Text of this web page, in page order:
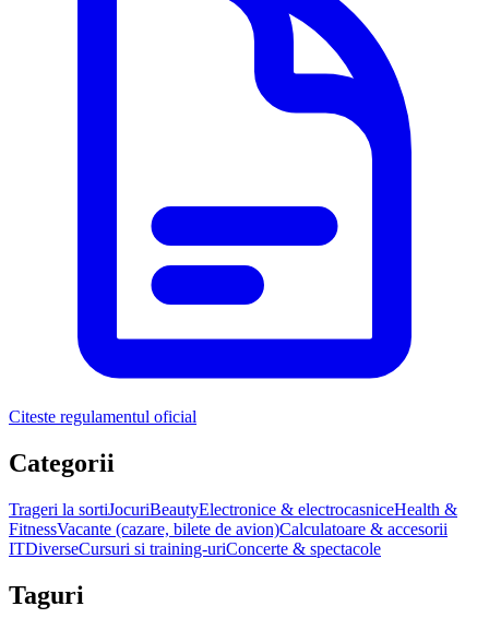
Citeste regulamentul oficial
Categorii
Trageri la sortiJocuriBeautyElectronice & electrocasniceHealth &
FitnessVacante (cazare, bilete de avion)Calculatoare & accesorii
ITDiverseCursuri si training-uriConcerte & spectacole
Taguri